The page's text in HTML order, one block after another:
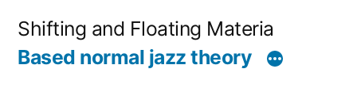
Shifting and Floating Materia
Based normal jazz theory